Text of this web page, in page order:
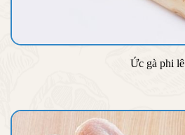
Ức gà phi lê